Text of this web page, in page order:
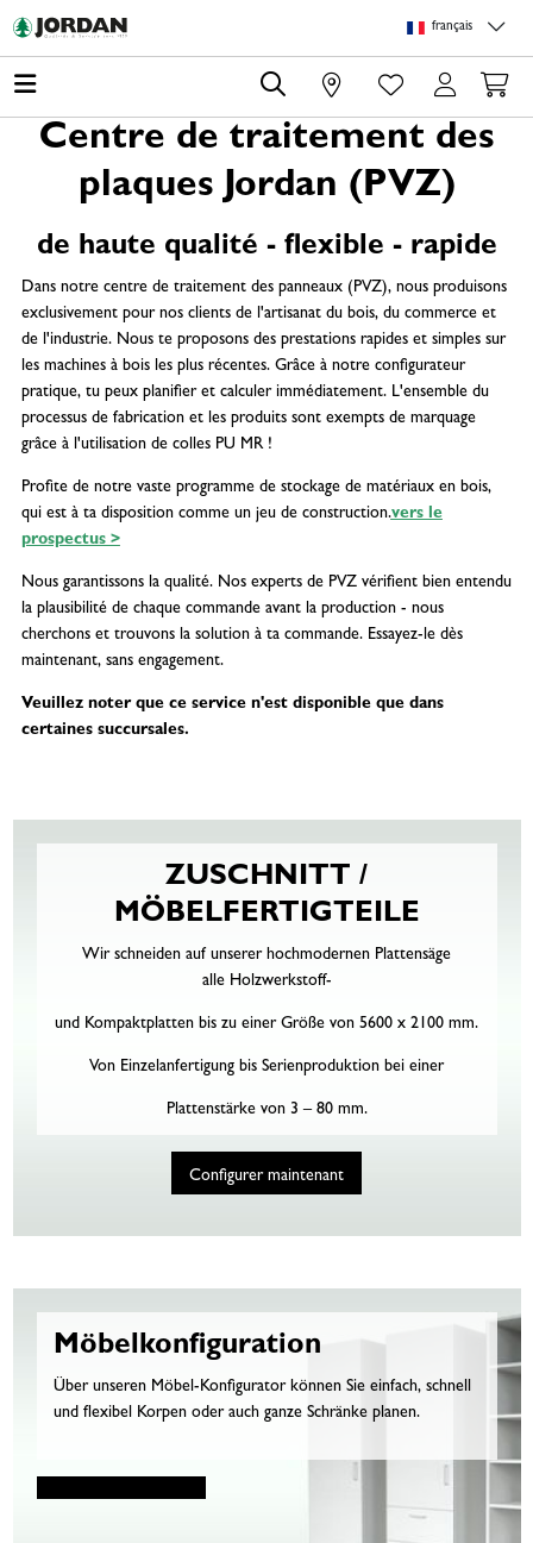
français
0
Centre de traitement des
plaques Jordan (PVZ)
de haute qualité - flexible - rapide
Dans notre centre de traitement des panneaux (PVZ), nous produisons
exclusivement pour nos clients de l'artisanat du bois, du commerce et
de l'industrie. Nous te proposons des prestations rapides et simples sur
les machines à bois les plus récentes. Grâce à notre configurateur
pratique, tu peux planifier et calculer immédiatement. L'ensemble du
processus de fabrication et les produits sont exempts de marquage
grâce à l'utilisation de colles PU MR !
Profite de notre vaste programme de stockage de matériaux en bois,
qui est à ta disposition comme un jeu de construction.vers le
prospectus >
Nous garantissons la qualité. Nos experts de PVZ vérifient bien entendu
la plausibilité de chaque commande avant la production - nous
cherchons et trouvons la solution à ta commande. Essayez-le dès
maintenant, sans engagement.
Veuillez noter que ce service n'est disponible que dans
certaines succursales.
ZUSCHNITT /
MÖBELFERTIGTEILE
Wir schneiden auf unserer hochmodernen Plattensäge
alle Holzwerkstoff-
und Kompaktplatten bis zu einer Größe von 5600 x 2100 mm.
Von Einzelanfertigung bis Serienproduktion bei einer
Plattenstärke von 3 – 80 mm.
Optional Trennschnitt oder präziser Möbelfeinschnitt.
Configurer maintenant
Möbelkonfiguration
Über unseren Möbel-Konfigurator können Sie einfach, schnell
und flexibel Korpen oder auch ganze Schränke planen.